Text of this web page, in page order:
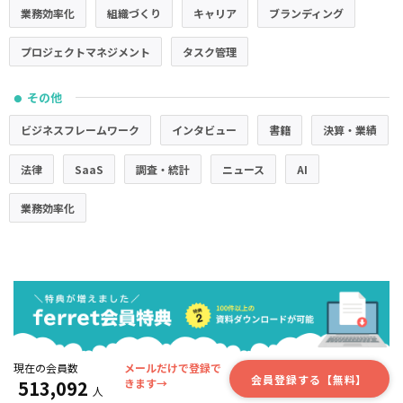
業務効率化 組織づくり キャリア ブランディング
プロジェクトマネジメント タスク管理
● その他
ビジネスフレームワーク インタビュー 書籍 決算・業績
法律 SaaS 調査・統計 ニュース AI
業務効率化
現在の会員数
513,092 人
メールだけで登録で
きます→
会員登録する【無料】